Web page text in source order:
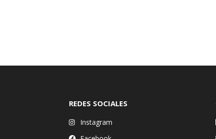
REDES SOCIALES
Instagram